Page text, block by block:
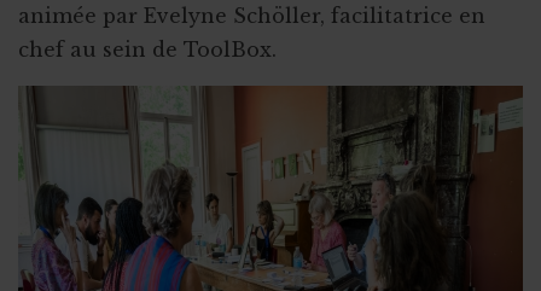
animée par Evelyne Schöller, facilitatrice en
chef au sein de ToolBox.